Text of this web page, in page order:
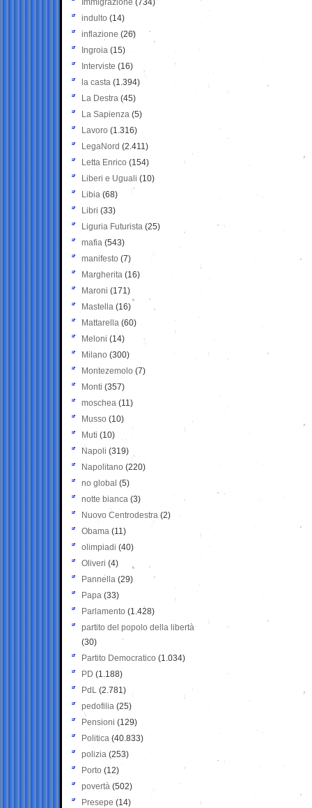
Immigrazione (734)
indulto (14)
inflazione (26)
Ingroia (15)
Interviste (16)
la casta (1.394)
La Destra (45)
La Sapienza (5)
Lavoro (1.316)
LegaNord (2.411)
Letta Enrico (154)
Liberi e Uguali (10)
Libia (68)
Libri (33)
Liguria Futurista (25)
mafia (543)
manifesto (7)
Margherita (16)
Maroni (171)
Mastella (16)
Mattarella (60)
Meloni (14)
Milano (300)
Montezemolo (7)
Monti (357)
moschea (11)
Musso (10)
Muti (10)
Napoli (319)
Napolitano (220)
no global (5)
notte bianca (3)
Nuovo Centrodestra (2)
Obama (11)
olimpiadi (40)
Oliveri (4)
Pannella (29)
Papa (33)
Parlamento (1.428)
partito del popolo della libertà
(30)
Partito Democratico (1.034)
PD (1.188)
PdL (2.781)
pedofilia (25)
Pensioni (129)
Politica (40.833)
polizia (253)
Porto (12)
povertà (502)
Presepe (14)